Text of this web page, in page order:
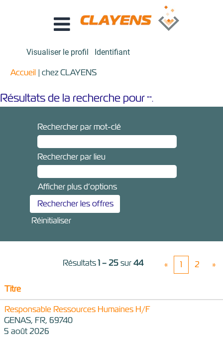
Visualiser le profil Identifiant
Accueil | chez CLAYENS(page
Résultats de la recherche pour"".
Rechercher par mot-clé
Rechercher par lieu
Afficher plus d’options
Réinitialiser
Résultats1 – 25sur44 « 1 2 »
Titre
Responsable Ressources Humaines H/F
GENAS, FR, 69740
5 août 2026